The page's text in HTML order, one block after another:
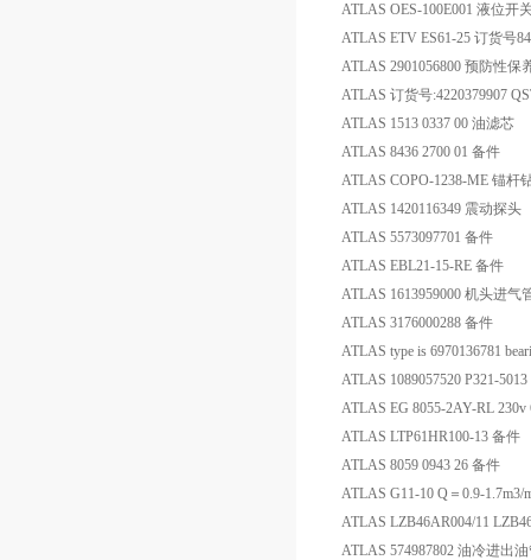
ATLAS OES-100E001 液位开
ATLAS ETV ES61-25 订货号
ATLAS 2901056800 预防性保
ATLAS 订货号:4220379907
ATLAS 1513 0337 00 油滤芯
ATLAS 8436 2700 01 备件
ATLAS COPO-1238-ME 锚杆
ATLAS 1420116349 震动探头
ATLAS 5573097701 备件
ATLAS EBL21-15-RE 备件
ATLAS 1613959000 机头进气
ATLAS 3176000288 备件
ATLAS type is 6970136781
ATLAS 1089057520 P321-
ATLAS EG 8055-2AY-RL
ATLAS LTP61HR100-13 备件
ATLAS 8059 0943 26 备件
ATLAS G11-10 Q＝0.9-
ATLAS LZB46AR004/11
ATLAS 574987802 油冷进出